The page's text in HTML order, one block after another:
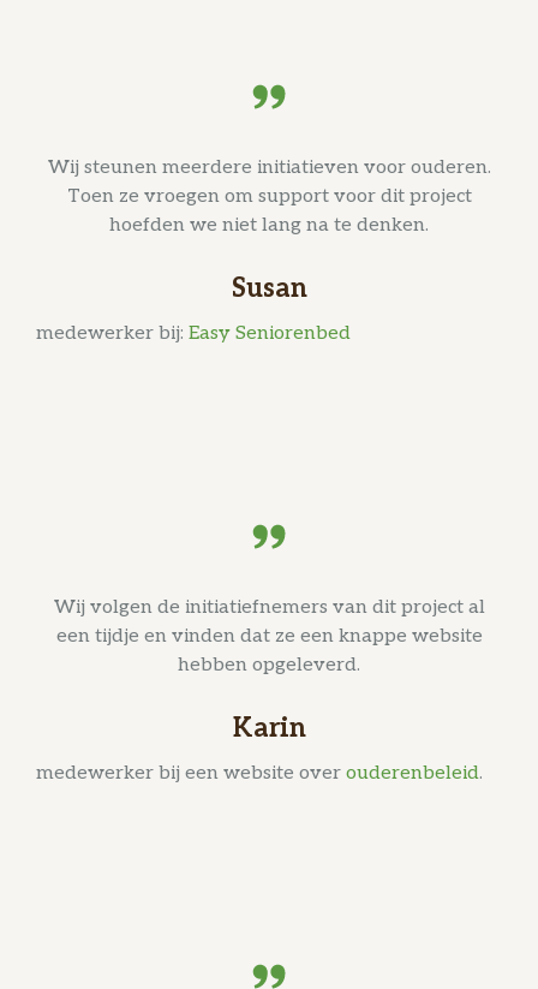
Wij steunen meerdere initiatieven voor ouderen.
Toen ze vroegen om support voor dit project
hoefden we niet lang na te denken.
Susan
medewerker bij: Easy Seniorenbed
Wij volgen de initiatiefnemers van dit project al
een tijdje en vinden dat ze een knappe website
hebben opgeleverd.
Karin
medewerker bij een website over ouderenbeleid.